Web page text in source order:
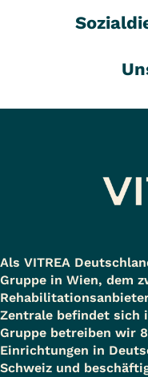
Als VITREA
Gruppe in Wien, dem
Zentrale befindet sich
Gruppe betreiben wir
Einrichtungen in
Schweiz und